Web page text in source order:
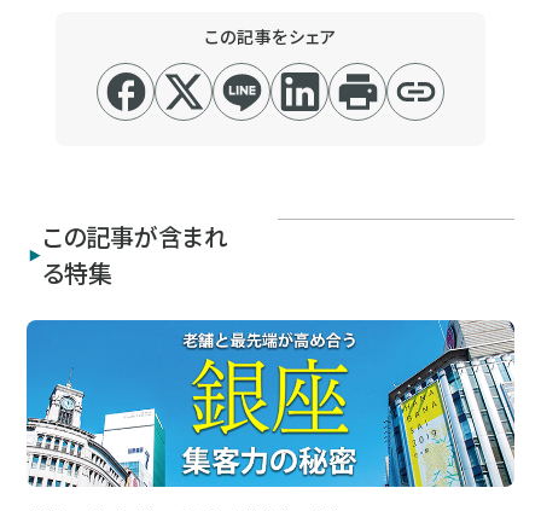
この記事をシェア
この記事が含まれ
る特集